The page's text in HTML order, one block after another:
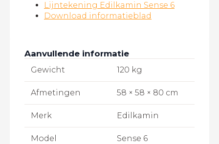
Lijntekening Edilkamin Sense 6
Download informatieblad
Aanvullende informatie
Gewicht 120 kg
Afmetingen 58 × 58 × 80 cm
Merk Edilkamin
Model Sense 6